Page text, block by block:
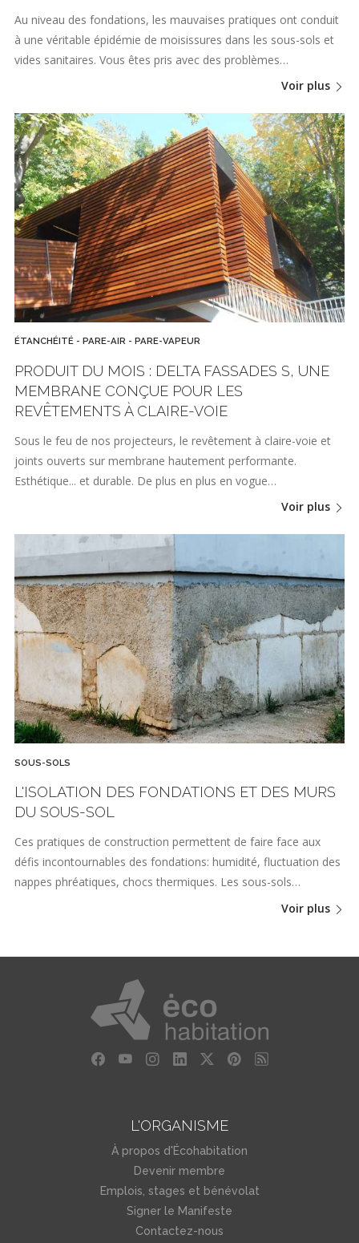
Au niveau des fondations, les mauvaises pratiques ont conduit
à une véritable épidémie de moisissures dans les sous-sols et
vides sanitaires. Vous êtes pris avec des problèmes…
Voir plus
ÉTANCHÉITÉ - PARE-AIR - PARE-VAPEUR
PRODUIT DU MOIS : DELTA FASSADES S, UNE
MEMBRANE CONÇUE POUR LES
REVÊTEMENTS À CLAIRE-VOIE
Sous le feu de nos projecteurs, le revêtement à claire-voie et
joints ouverts sur membrane hautement performante.
Esthétique... et durable. De plus en plus en vogue…
Voir plus
SOUS-SOLS
L'ISOLATION DES FONDATIONS ET DES MURS
DU SOUS-SOL
Ces pratiques de construction permettent de faire face aux
défis incontournables des fondations: humidité, fluctuation des
nappes phréatiques, chocs thermiques. Les sous-sols…
Voir plus
L'ORGANISME
À propos d'Écohabitation
Devenir membre
Emplois, stages et bénévolat
Signer le Manifeste
Contactez-nous